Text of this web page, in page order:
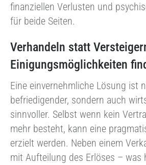
finanziellen Verlusten und
für beide Seiten.
Verhandeln statt
Einigungsmöglichkeiten
Eine einvernehmliche Lösung ist
befriedigender, sondern auch
sinnvoller. Selbst wenn kein
mehr besteht, kann eine
erzielt werden. Neben einem
mit Aufteilung des Erlöses – was